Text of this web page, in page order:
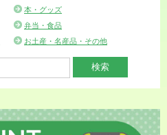
本・グッズ
弁当・食品
お土産・名産品・その他